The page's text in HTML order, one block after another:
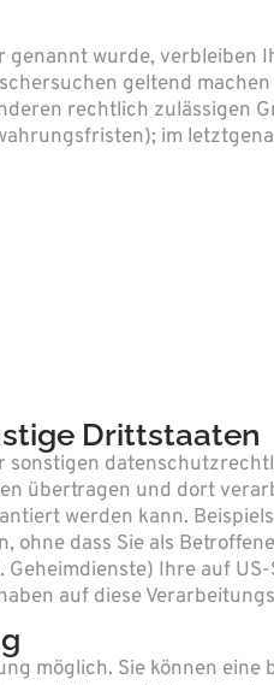
wurde, verbleiben
geltend
rechtlich zulässigen
im
Drittstaaten
sonstigen
übertragen und dort
werden kann.
dass Sie als
Ihre auf
auf diese
möglich. Sie können